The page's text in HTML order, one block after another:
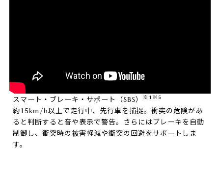
スマート・ブレーキ・サポート（SBS） ※1※5
約15km/h以上で走行中、先行車を捕捉。衝突の危険があ
ると判断すると音や表示で警告。さらにはブレーキを自動
制御し、衝突時の被害軽減や衝突の回避をサポートしま
す。